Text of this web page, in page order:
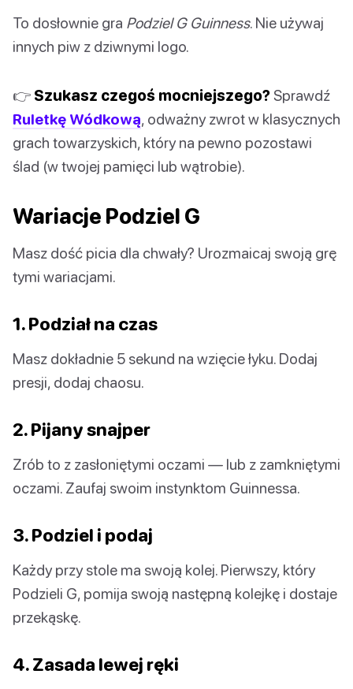
To dosłownie gra Podziel G Guinness. Nie używaj
innych piw z dziwnymi logo.
👉 Szukasz czegoś mocniejszego? Sprawdź
Ruletkę Wódkową, odważny zwrot w klasycznych
grach towarzyskich, który na pewno pozostawi
ślad (w twojej pamięci lub wątrobie).
Wariacje Podziel G
Masz dość picia dla chwały? Urozmaicaj swoją grę
tymi wariacjami.
1. Podział na czas
Masz dokładnie 5 sekund na wzięcie łyku. Dodaj
presji, dodaj chaosu.
2. Pijany snajper
Zrób to z zasłoniętymi oczami — lub z zamkniętymi
oczami. Zaufaj swoim instynktom Guinnessa.
3. Podziel i podaj
Każdy przy stole ma swoją kolej. Pierwszy, który
Podzieli G, pomija swoją następną kolejkę i dostaje
przekąskę.
4. Zasada lewej ręki